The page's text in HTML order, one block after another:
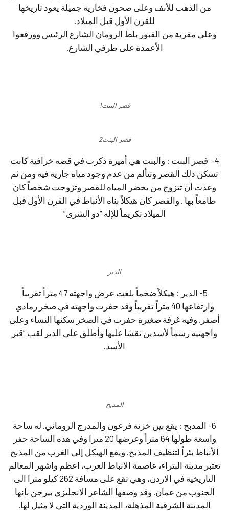
من الذهب للأنف وعلى صحون فخارية جميلة يعود تاريخها
للقرن الأول قبل الميلاد.
وعلى مقربة من القبور بلط الرومان الشارع الرئيس وورفعوا
الأعمدة على طرفي الشارع.
قصر البنت1
قصر البنت2
4- قصر البنت : والبنت هي أميرة ذكرت في قصة خرافية كانت
تسكن ذلك القصر وتتألم من عدم وجود مياه جارية فيه ومن ثم
وعدت أن تتزوج من يحضر المياه للقصر وتزوجت شخصاً كان
طامعاً بها . والقصر كان هيكلاً بناه الأنباط في القرن الأول قبل
الميلاد تكريماً للإله “دو الشرى”
الدير
5- الدير : هيكلاً ضخماً بلغت عرض واجهته 47 متراً تقريباً
وارتفاعها 40 متراً تقريباً وقد حفرت واجهته في صخر رمادي
أصفر. وفيه غرفة صغيرة حفرت في الصخر سكنها النساء وعلى
واجهتيه رسماً لأسدين نقشا عليها وأطلق على الدير لقب “قبر
الأسد.
المدبح
6- المدبح : يقع بين خزنة فرعون والمدرج الروماني. له ساحة
واسعة طولها 64 متراً وعرضها 20 مترا وفي هذه الساحة حفر
الأنباط بئراً لتنظيف المذبح. ويقع الهيكل إلى الغرب من المذبح
تعتبر مدينة البتراء، عاصمة الانباط العرب، اعظم واشهر المعالم
التاريخية في الاردن، وهي تقع على مسافة 262 كيلو مترا الى
الجنوب من عمان. وقد وصفها الشاعر الانجليزي بيرجن بانها
المدينة الشرقية المذهلة، المدينة الوردية التي لا مثيل لها.